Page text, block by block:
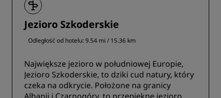
Jezioro Szkoderskie
Odległość od hotelu: 9.54 mi / 15.36 km
Największe jezioro w południowej Europie,
Jezioro Szkoderskie, to dziki cud natury, który
czeka na odkrycie. Położone na granicy